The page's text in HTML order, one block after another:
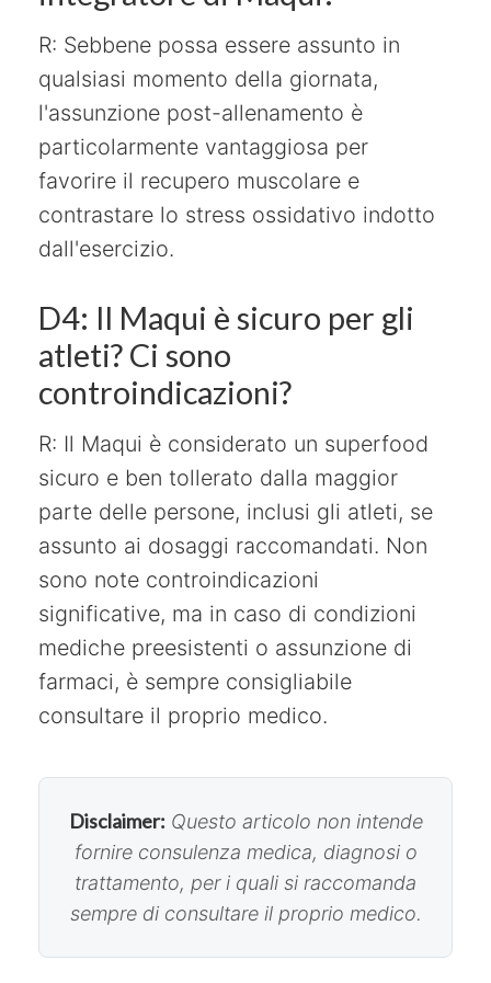
R: Sebbene possa essere assunto in
qualsiasi momento della giornata,
l'assunzione post-allenamento è
particolarmente vantaggiosa per
favorire il recupero muscolare e
contrastare lo stress ossidativo indotto
dall'esercizio.
D4: Il Maqui è sicuro per gli
atleti? Ci sono
controindicazioni?
R: Il Maqui è considerato un superfood
sicuro e ben tollerato dalla maggior
parte delle persone, inclusi gli atleti, se
assunto ai dosaggi raccomandati. Non
sono note controindicazioni
significative, ma in caso di condizioni
mediche preesistenti o assunzione di
farmaci, è sempre consigliabile
consultare il proprio medico.
Disclaimer: Questo articolo non intende
fornire consulenza medica, diagnosi o
trattamento, per i quali si raccomanda
sempre di consultare il proprio medico.